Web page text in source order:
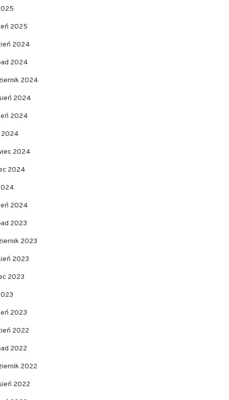
2025
2024
2024
2024
2024
2024
2024
2024
2024
2024
2023
2023
2023
2023
2023
2022
2022
2022
2022